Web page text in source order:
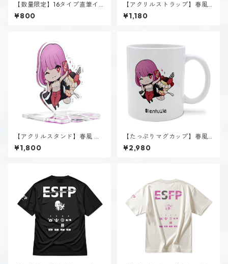
【数量限定】16タイプ直筆イ
ラスト
¥800
【アクリルストラップ】春風
陽菜（ESFP）
¥1,180
【アクリルスタンド】春風 陽
菜（ESFP）
¥1,800
【たっぷりマグカップ】春風
陽菜（ESFP）
¥2,980